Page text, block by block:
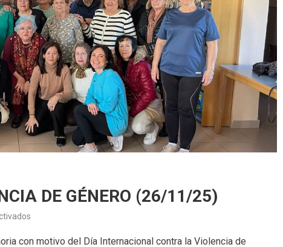
DE GÉNERO (26/11/25)
con motivo del Día Internacional contra la Violencia de